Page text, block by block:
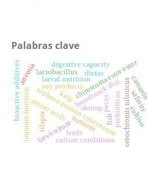
Palabras clave
soy products
soybean protein concentrate
shrimp
amino acids fish
nutrient
immune function broodstock diet
larval nutrition
probióticos
tilapia oreochromis niloticus
lactobacilluschirostoma estor estor
larviculture
digestive capacity
salinity
culture conditions.
peces
feeds
artemia dietas
camarón
cultivo
bioactive additives kelp